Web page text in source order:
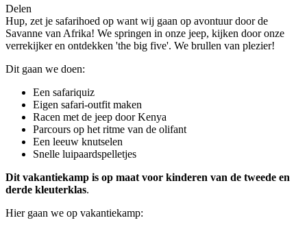
Delen
Hup, zet je safarihoed op want wij gaan op avontuur door de
Savanne van Afrika! We springen in onze jeep, kijken door onze
verrekijker en ontdekken 'the big five'. We brullen van plezier!
Dit gaan we doen:
Een safariquiz
Eigen safari-outfit maken
Racen met de jeep door Kenya
Parcours op het ritme van de olifant
Een leeuw knutselen
Snelle luipaardspelletjes
Dit vakantiekamp is op maat voor kinderen van de tweede en
derde kleuterklas.
Hier gaan we op vakantiekamp: